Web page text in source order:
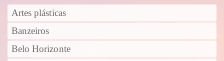
Artes plásticas
Banzeiros
Belo Horizonte